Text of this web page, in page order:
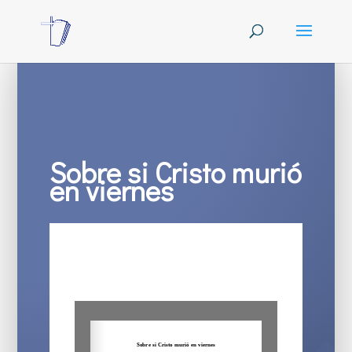
Sobre si Cristo murió
en viernes